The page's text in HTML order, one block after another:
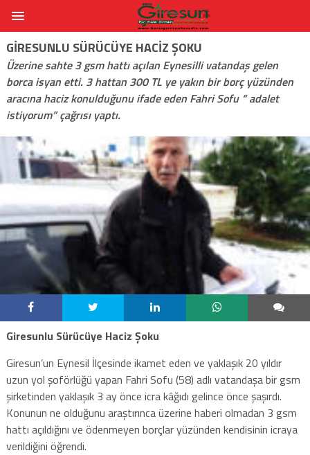
GIRESUNLU SÜRÜCÜYE HACIZ ŞOKU
Üzerine sahte 3 gsm hattı açılan Eynesilli vatandaş gelen
borca isyan etti. 3 hattan 300 TL ye yakın bir borç yüzünden
aracına haciz konulduğunu ifade eden Fahri Sofu “ adalet
istiyorum” çağrısı yaptı.
Giresunlu Sürücüye Haciz Şoku
Giresun’un Eynesil İlçesinde ikamet eden ve yaklaşık 20 yıldır
uzun yol şoförlüğü yapan Fahri Sofu (58) adlı vatandaşa bir gsm
şirketinden yaklaşık 3 ay önce icra kâğıdı gelince önce şaşırdı.
Konunun ne olduğunu araştırınca üzerine haberi olmadan 3 gsm
hattı açıldığını ve ödenmeyen borçlar yüzünden kendisinin icraya
verildiğini öğrendi.